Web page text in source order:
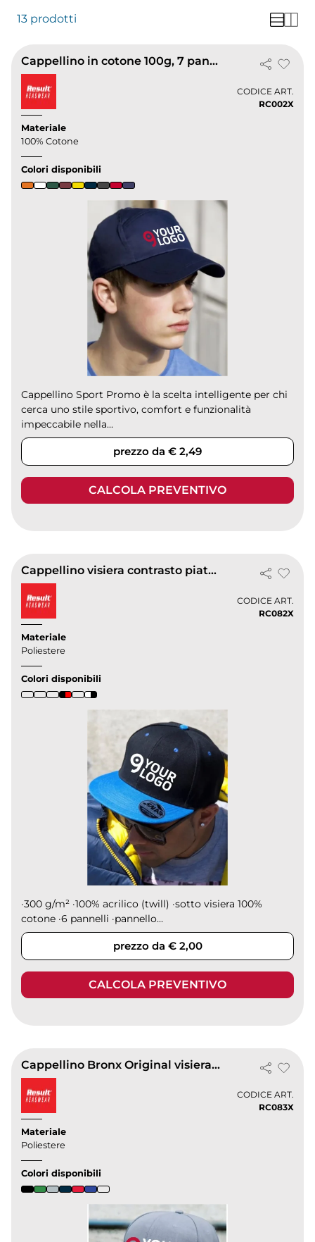
13 prodotti
Cappellino in cotone 100g, 7 pannelli, chiusura clip, resistente
CODICE ART.
RC002X
Materiale
100% Cotone
Colori disponibili
Cappellino Sport Promo è la scelta intelligente per chi
cerca uno stile sportivo, comfort e funzionalità
impeccabile nella...
prezzo da € 2,49
CALCOLA PREVENTIVO
Cappellino visiera contrasto piatta Bronx Original
CODICE ART.
RC082X
Materiale
Poliestere
Colori disponibili
·300 g/m² ·100% acrilico (twill) ·sotto visiera 100%
cotone ·6 pannelli ·pannello...
prezzo da € 2,00
CALCOLA PREVENTIVO
Cappellino Bronx Original visiera piatta 100% acrilico 100g
CODICE ART.
RC083X
Materiale
Poliestere
Colori disponibili